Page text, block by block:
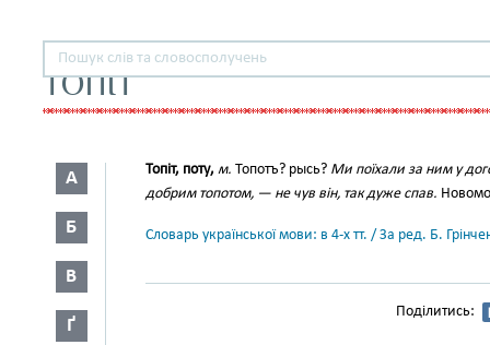
ТОПІТ
А
Б
В
Ґ
Топіт, поту, м. Топотъ? рысь? Ми поїхали за ним у
добрим топотом, — не чув він, так дуже спав.
Словарь української мови: в 4-х тт. / За ред. Б.
Поділитись: